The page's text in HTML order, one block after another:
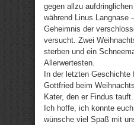
gegen allzu
während Linus Langnase
Geheimnis der
versucht. Zwei
sterben und ein
Allerwertesten.
In der letzten
Gottfried beim
Kater, den er Findus tauft.
Ich hoffe, ich konnte
wünsche viel Spaß mit